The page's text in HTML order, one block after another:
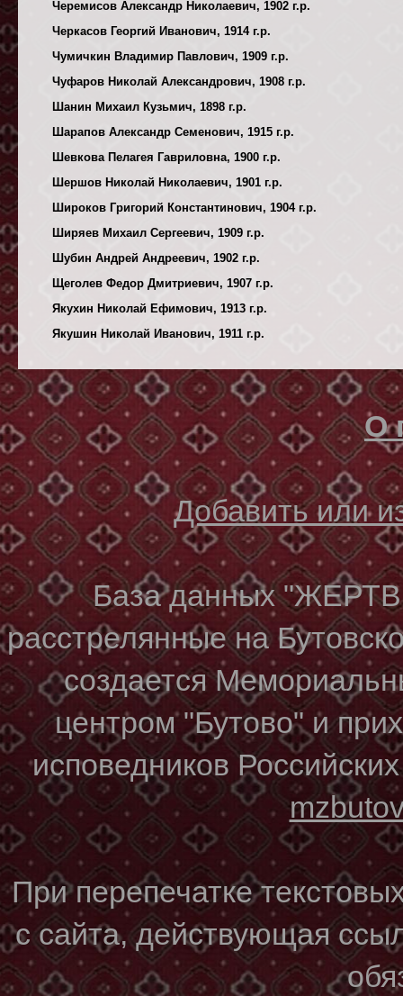
Черемисов Александр Николаевич, 1902 г.р.
Черкасов Георгий Иванович, 1914 г.р.
Чумичкин Владимир Павлович, 1909 г.р.
Чуфаров Николай Александрович, 1908 г.р.
Шанин Михаил Кузьмич, 1898 г.р.
Шарапов Александр Семенович, 1915 г.р.
Шевкова Пелагея Гавриловна, 1900 г.р.
Шершов Николай Николаевич, 1901 г.р.
Широков Григорий Константинович, 1904 г.р.
Ширяев Михаил Сергеевич, 1909 г.р.
Шубин Андрей Андреевич, 1902 г.р.
Щеголев Федор Дмитриевич, 1907 г.р.
Якухин Николай Ефимович, 1913 г.р.
Якушин Николай Иванович, 1911 г.р.
О
Добавить или
База данных
расстрелянные на
создается
центром "Бутово" и
исповедников
При перепечатке
с сайта, действующая